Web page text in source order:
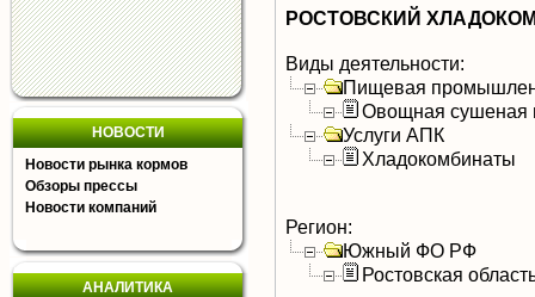
НОВОСТИ
Новости рынка кормов
Обзоры прессы
Новости компаний
АНАЛИТИКА
РОСТОВСКИЙ
Виды деятельности:
Пищевая
Овощная сушеная
Услуги АПК
Хладокомбинаты
Регион:
Южный ФО РФ
Ростовская